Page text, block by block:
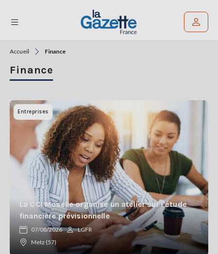
THÉMATIQUES
RÉGIONS
FORMATS
TENDANCES
SERVICES
GAZETTE
Se
connecter
Accueil Finance
Finance
Entreprises
La CCI Moselle organise un atelier sur l'étude
financière prévisionnelle
07/08/2026
LGFR
Metz (57)